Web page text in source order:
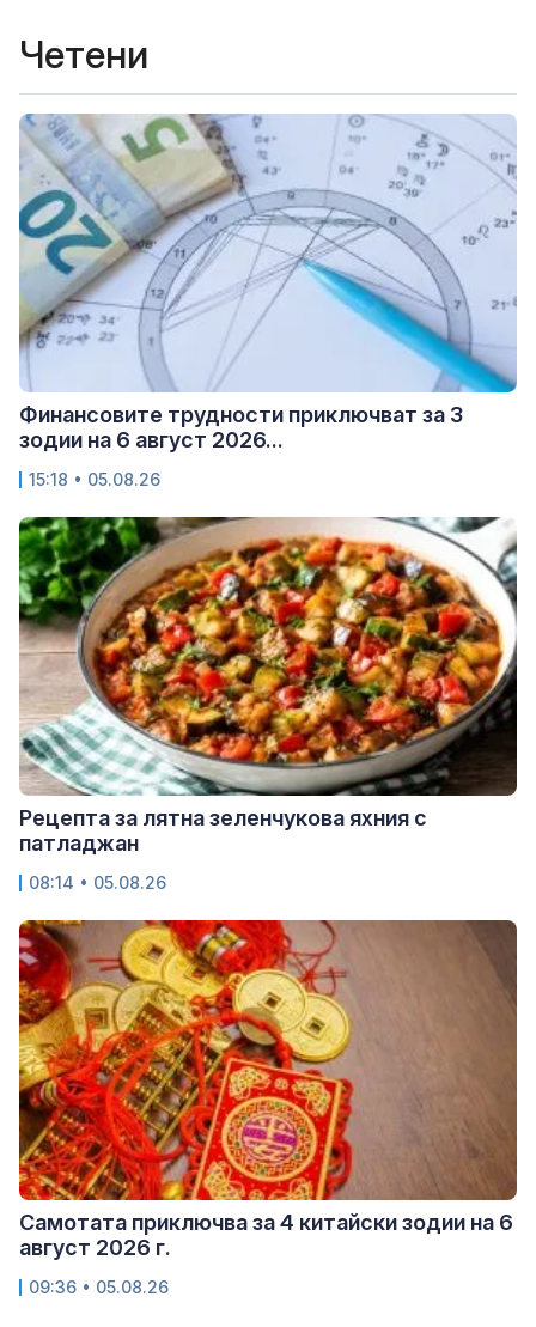
Четени
Финансовите трудности приключват за 3
зодии на 6 август 2026...
15:18 • 05.08.26
Рецепта за лятна зеленчукова яхния с
патладжан
08:14 • 05.08.26
Самотата приключва за 4 китайски зодии на 6
август 2026 г.
09:36 • 05.08.26